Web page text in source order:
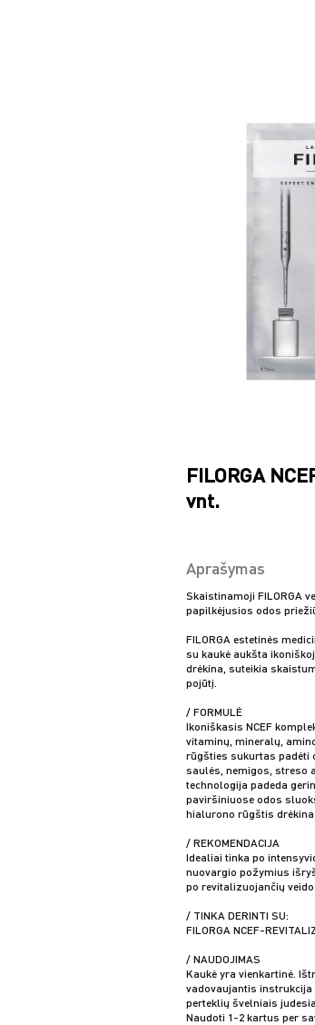
FILORGA
vnt.
Aprašymas
Skaistinamoji FILORGA
papilkėjusios odos
FILORGA estetinės
su kaukė aukšta
drėkina, suteikia
pojūtį.
/ FORMULĖ
Ikoniškasis NCEF
vitaminų, mineralų,
rūgšties sukurtas padėti
saulės, nemigos, streso
technologija padeda
paviršiniuose odos
hialurono rūgštis
/ REKOMENDACIJA
Idealiai tinka po
nuovargio požymius
po revitalizuojančių
/ TINKA DERINTI SU:
FILORGA NCEF-
/ NAUDOJIMAS
Kaukė yra vienkartinė.
vadovaujantis instrukcija
perteklių švelniais
Naudoti 1-2 kartus per